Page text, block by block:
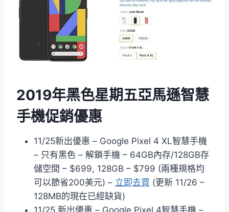
2019年黑色星期五亞馬遜智慧
手機促銷優惠
11/25新出優惠 – Google Pixel 4 XL智慧手機
– 只有黑色 – 解鎖手機 – 64GB內存/128GB存
儲空間 – $699, 128GB – $799 (兩種規格均
可以節省200美元) – 立即去買 (更新 11/26 –
128MB的現在已經缺貨)
11/25 新出優惠 – Google Pixel 4智慧手機 –